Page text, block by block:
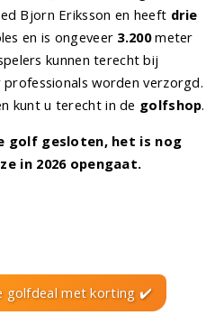
Bjorn Eriksson en heeft drie
en is ongeveer 3.200meter
kunnen terecht bij
worden verzorgd.
kunt u terecht in de golfshop.
golf gesloten, het is nog
in 2026 opengaat.
golfdeal met korting ✔️